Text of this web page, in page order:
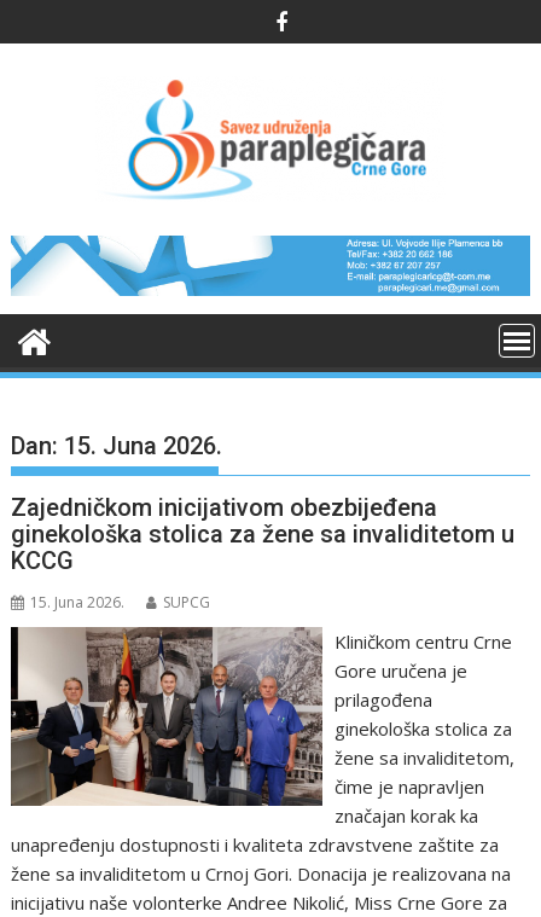
to
Dan: 15. Juna 2026.
Zajedničkom inicijativom obezbijeđena
ginekološka stolica za žene sa invaliditetom u
KCCG
15. Juna 2026. SUPCG
Kliničkom centru Crne
Gore uručena je
prilagođena
ginekološka stolica za
žene sa invaliditetom,
čime je napravljen
značajan korak ka
unapređenju dostupnosti i kvaliteta zdravstvene zaštite za
žene sa invaliditetom u Crnoj Gori. Donacija je realizovana na
inicijativu naše volonterke Andree Nikolić, Miss Crne Gore za